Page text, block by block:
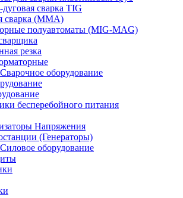
сварка TIG
сварка (ММА)
полуавтоматы (MIG-MAG)
резка
оборудование
бесперебойного питания
Напряжения
(Генераторы)
оборудование